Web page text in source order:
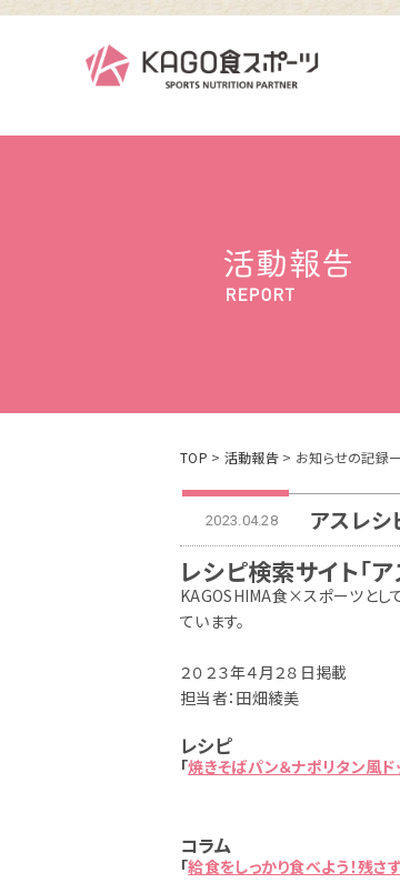
TOP > 活動報告 > お知らせの記録
2023.04.28 アスレシ
レシピ検索サイト「ア
KAGOSHIMA食×スポーツとし
ています。
２０２３年４月２８日掲載
担当者：田畑綾美
レシピ
「焼きそばパン＆ナポリタン風ド
コラム
「給食をしっかり食べよう！残さ